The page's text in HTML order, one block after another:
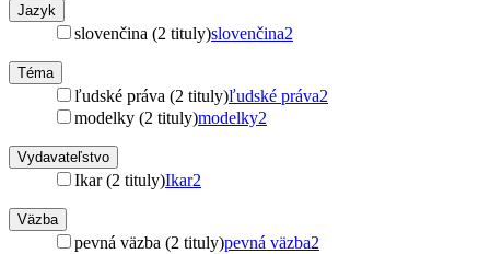
Jazyk
slovenčina (2 tituly)slovenčina2
Téma
ľudské práva (2 tituly)ľudské práva2
modelky (2 tituly)modelky2
Vydavateľstvo
Ikar (2 tituly)Ikar2
Väzba
pevná väzba (2 tituly)pevná väzba2